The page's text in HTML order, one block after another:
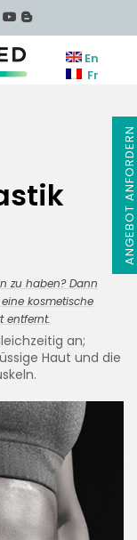
ANGEBOT ANFORDERN
En
Fr
zu haben? Dann
eine kosmetische
entfernt.
an;
Haut und die